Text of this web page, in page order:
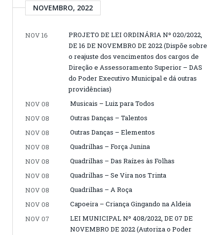
NOVEMBRO, 2022
NOV 16
PROJETO DE LEI ORDINÁRIA Nº 020/2022,
DE 16 DE NOVEMBRO DE 2022 (Dispõe sobre
o reajuste dos vencimentos dos cargos de
Direção e Assessoramento Superior – DAS
do Poder Executivo Municipal e dá outras
providências)
NOV 08
Musicais – Luiz para Todos
NOV 08
Outras Danças – Talentos
NOV 08
Outras Danças – Elementos
NOV 08
Quadrilhas – Força Junina
NOV 08
Quadrilhas – Das Raízes às Folhas
NOV 08
Quadrilhas – Se Vira nos Trinta
NOV 08
Quadrilhas – A Roça
NOV 08
Capoeira – Criança Gingando na Aldeia
NOV 07
LEI MUNICIPAL Nº 408/2022, DE 07 DE
NOVEMBRO DE 2022 (Autoriza o Poder